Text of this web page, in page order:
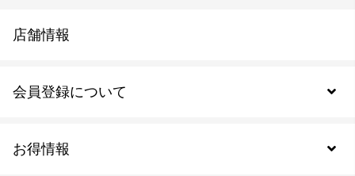
お得情報
会員登録について
店舗情報